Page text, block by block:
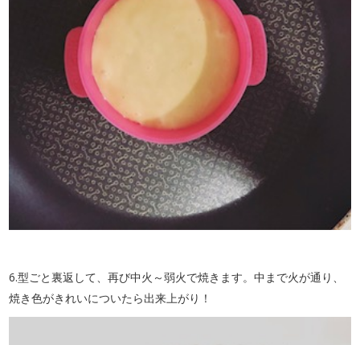
6.型ごと裏返して、再び中火～弱火で焼きます。中まで火が通り、
焼き色がきれいについたら出来上がり！